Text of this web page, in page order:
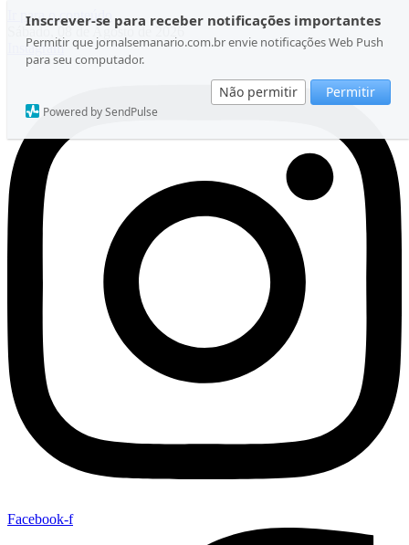
Inscrever-se para receber notificações importantes
Permitir que jornalsemanario.com.br envie notificações Web Push
para seu computador.
Não permitir Permitir
Powered by SendPulse
Ir para o conteúdo
Sábado, 08 de Agosto de 2026
Instagram
Facebook-f